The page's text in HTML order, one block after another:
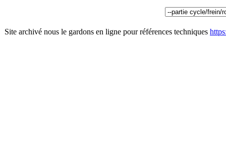
Site archivé nous le gardons en ligne pour références techniques